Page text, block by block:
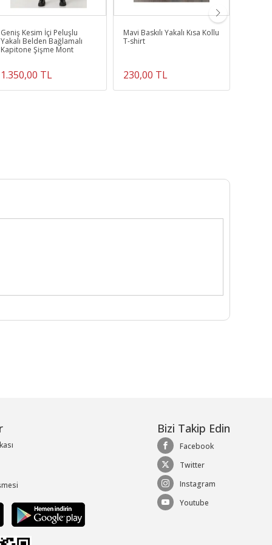
Geniş Kesim İçi Peluşlu
Yakalı Belden Bağlamalı
Kapitone Şişme Mont
1.350,00 TL
Mavi Baskılı Yakalı Kısa Kollu
T-shirt
230,00 TL
Bizi Takip Edin
Facebook
Twitter
Instagram
Youtube